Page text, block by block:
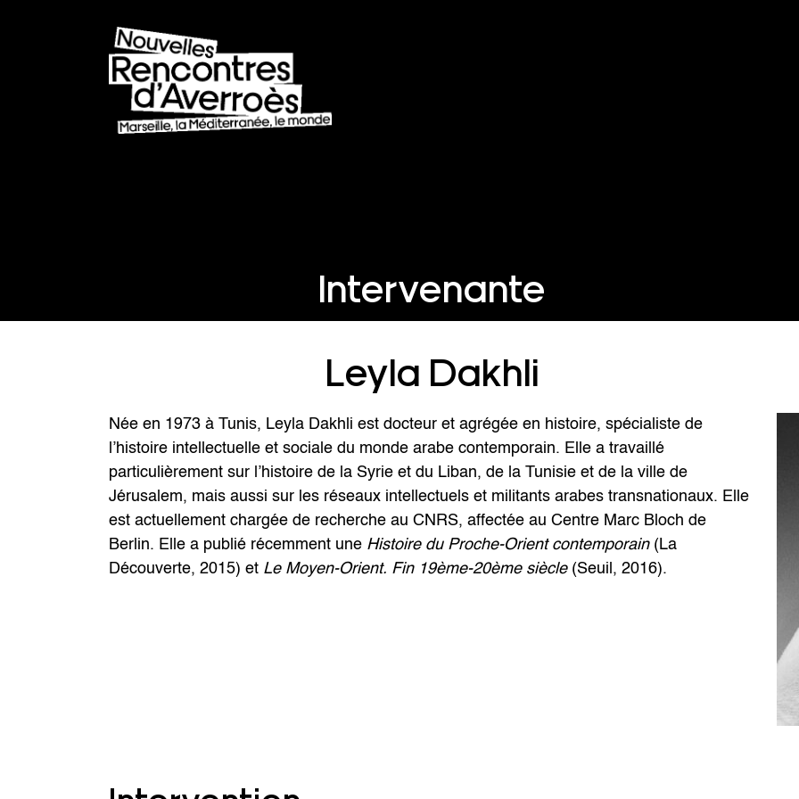
Intervenante
Leyla Dakhli
Née en 1973 à Tunis, Leyla Dakhli est docteur et agrégée en histoire, spécialiste de
l’histoire intellectuelle et sociale du monde arabe contemporain. Elle a travaillé
particulièrement sur l’histoire de la Syrie et du Liban, de la Tunisie et de la ville de
Jérusalem, mais aussi sur les réseaux intellectuels et militants arabes transnationaux. Elle
est actuellement chargée de recherche au CNRS, affectée au Centre Marc Bloch de
Berlin. Elle a publié récemment une Histoire du Proche-Orient contemporain(La
Découverte, 2015) et Le Moyen-Orient. Fin 19ème-20ème siècle (Seuil, 2016).